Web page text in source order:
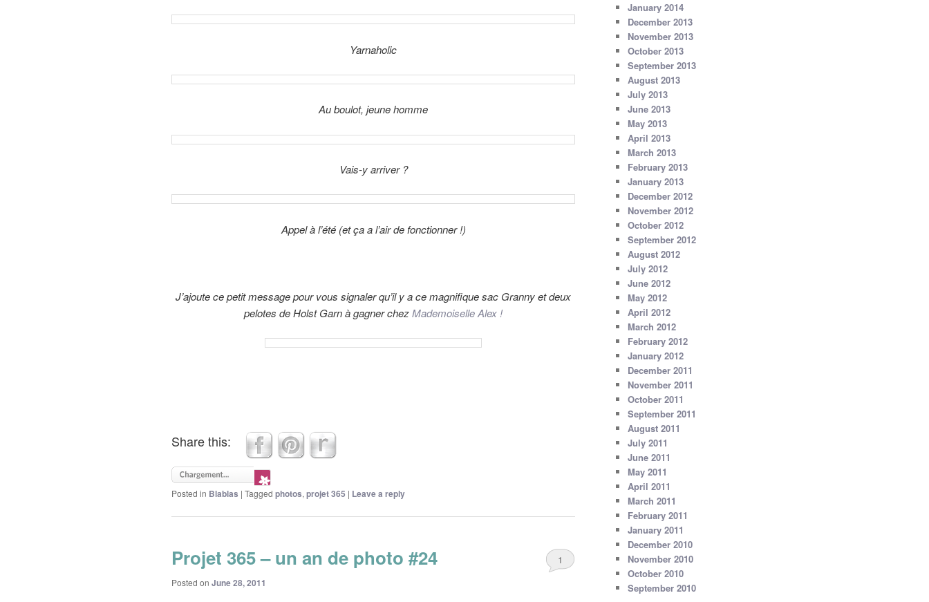
Yarnaholic
Au boulot, jeune homme
Vais-y arriver ?
Appel à l’été (et ça a l’air de fonctionner !)
J’ajoute ce petit message pour vous signaler qu’il y a ce magnifique sac Granny et deux
pelotes de Holst Garn à gagner chezMademoiselle Alex !
Share this:
Posted in Blablas | Tagged photos, projet 365 | Leave a reply
Projet 365 – un an de photo #24
Posted on June 28, 2011
1
January 2014
December 2013
November 2013
October 2013
September 2013
August 2013
July 2013
June 2013
May 2013
April 2013
March 2013
February 2013
January 2013
December 2012
November 2012
October 2012
September 2012
August 2012
July 2012
June 2012
May 2012
April 2012
March 2012
February 2012
January 2012
December 2011
November 2011
October 2011
September 2011
August 2011
July 2011
June 2011
May 2011
April 2011
March 2011
February 2011
January 2011
December 2010
November 2010
October 2010
September 2010